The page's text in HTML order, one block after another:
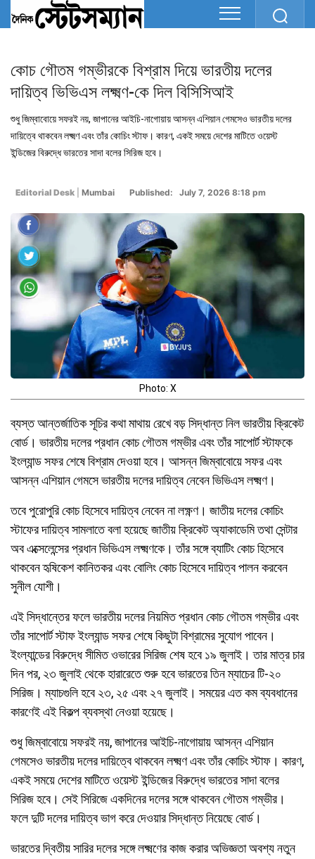
কোচ গৌতম গম্ভীরকে বিশ্রাম দিয়ে ভারতীয় দলের
দায়িত্ব ভিভিএস লক্ষ্মণ-কে দিল বিসিসিআই
শুধু জিম্বাবোয়ে সফরই নয়, জাপানের আইচি-নাগোয়ায় আসন্ন এশিয়ান গেমসেও ভারতীয় দলের
দায়িত্বে থাকবেন লক্ষ্মণ এবং তাঁর কোচিং স্টাফ। কারণ, একই সময়ে দেশের মাটিতে ওয়েস্ট
ইন্ডিজের বিরুদ্ধে ভারতের সাদা বলের সিরিজ হবে।
Editorial Desk Mumbai Published: July 7, 2026 8:18 pm
Photo: X
ব্যস্ত আন্তর্জাতিক সূচির কথা মাথায় রেখে বড় সিদ্ধান্ত নিল ভারতীয় ক্রিকেট
বোর্ড। ভারতীয় দলের প্রধান কোচ গৌতম গম্ভীর এবং তাঁর সাপোর্ট স্টাফকে
ইংল্যান্ড সফর শেষে বিশ্রাম দেওয়া হবে। আসন্ন জিম্বাবোয়ে সফর এবং
আসন্ন এশিয়ান গেমসে ভারতীয় দলের দায়িত্ব নেবেন ভিভিএস লক্ষ্মণ।
তবে পুরোপুরি কোচ হিসেবে দায়িত্ব নেবেন না লক্ষ্ণণ। জাতীয় দলের কোচিং
স্টাফের দায়িত্ব সামলাতে বলা হয়েছে জাতীয় ক্রিকেট অ্যাকাডেমি তথা সেন্টার
অব এক্সেলেন্সের প্রধান ভিভিএস লক্ষ্মণকে। তাঁর সঙ্গে ব্যাটিং কোচ হিসেবে
থাকবেন হৃষিকেশ কানিতকর এবং বোলিং কোচ হিসেবে দায়িত্ব পালন করবেন
সুনীল যোশী।
এই সিদ্ধান্তের ফলে ভারতীয় দলের নিয়মিত প্রধান কোচ গৌতম গম্ভীর এবং
তাঁর সাপোর্ট স্টাফ ইংল্যান্ড সফর শেষে কিছুটা বিশ্রামের সুযোগ পাবেন।
ইংল্যান্ডের বিরুদ্ধে সীমিত ওভারের সিরিজ শেষ হবে ১৯ জুলাই। তার মাত্র চার
দিন পর, ২৩ জুলাই থেকে হারারেতে শুরু হবে ভারতের তিন ম্যাচের টি-২০
সিরিজ। ম্যাচগুলি হবে ২৩, ২৫ এবং ২৭ জুলাই। সময়ের এত কম ব্যবধানের
কারণেই এই বিকল্প ব্যবস্থা নেওয়া হয়েছে।
শুধু জিম্বাবোয়ে সফরই নয়, জাপানের আইচি-নাগোয়ায় আসন্ন এশিয়ান
গেমসেও ভারতীয় দলের দায়িত্বে থাকবেন লক্ষ্মণ এবং তাঁর কোচিং স্টাফ। কারণ,
একই সময়ে দেশের মাটিতে ওয়েস্ট ইন্ডিজের বিরুদ্ধে ভারতের সাদা বলের
সিরিজ হবে। সেই সিরিজে একদিনের দলের সঙ্গে থাকবেন গৌতম গম্ভীর।
ফলে দুটি দলের দায়িত্ব ভাগ করে দেওয়ার সিদ্ধান্ত নিয়েছে বোর্ড।
ভারতের দ্বিতীয় সারির দলের সঙ্গে লক্ষ্মণের কাজ করার অভিজ্ঞতা অবশ্য নতুন